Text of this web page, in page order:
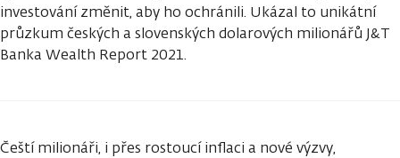
investování změnit, aby ho ochránili. Ukázal to unikátní
průzkum českých a slovenských dolarových milionářů J&T
Banka Wealth Report 2021.
Čeští milionáři, i přes rostoucí inflaci a nové výzvy,